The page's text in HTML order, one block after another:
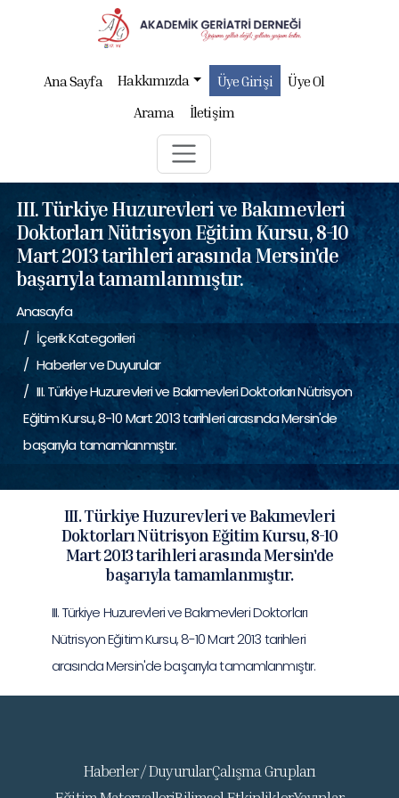
Ana Sayfa Hakkımızda Üye Girişi
Üye Ol
Arama
İletişim
III. Türkiye Huzurevleri ve Bakımevleri
Doktorları Nütrisyon Eğitim Kursu, 8-10
Mart 2013 tarihleri arasında Mersin'de
başarıyla tamamlanmıştır.
Anasayfa
İçerik Kategorileri
Haberler ve Duyurular
III. Türkiye Huzurevleri ve Bakımevleri Doktorları Nütrisyon
Eğitim Kursu, 8-10 Mart 2013 tarihleri arasında Mersin'de
başarıyla tamamlanmıştır.
III. Türkiye Huzurevleri ve Bakımevleri
Doktorları Nütrisyon Eğitim Kursu, 8-10
Mart 2013 tarihleri arasında Mersin'de
başarıyla tamamlanmıştır.
III. Türkiye Huzurevleri ve Bakımevleri Doktorları
Nütrisyon Eğitim Kursu, 8-10 Mart 2013 tarihleri
arasında Mersin'de başarıyla tamamlanmıştır.
Haberler / DuyurularÇalışma Grupları